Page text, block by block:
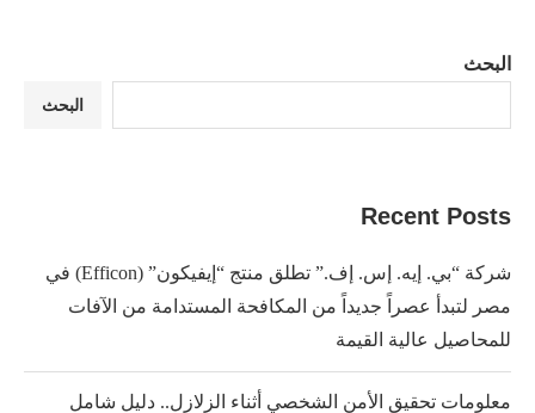
البحث
البحث
Recent Posts
شركة “بي. إيه. إس. إف.” تطلق منتج “إيفيكون” (Efficon) في
مصر لتبدأ عصراً جديداً من المكافحة المستدامة من الآفات
للمحاصيل عالية القيمة
معلومات تحقيق الأمن الشخصي أثناء الزلازل.. دليل شامل